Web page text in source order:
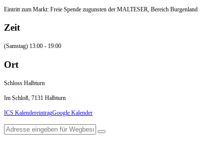
Eintritt zum Markt: Freie Spende zugunsten der MALTESER, Bereich Burgenland
Zeit
(Samstag) 13:00 - 19:00
Ort
Schloss Halbturn
Im Schloß, 7131 Halbturn
ICS KalendereintragGoogle Kalender